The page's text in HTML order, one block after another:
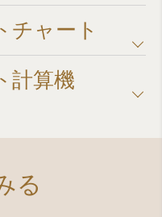
チャート​
計算機​
る